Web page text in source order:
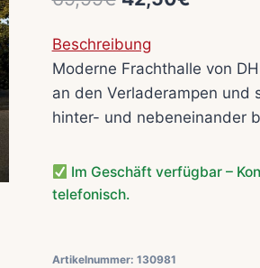
war:
69,99€
ist:
42,50€.
Beschreibung
Moderne Frachthalle von
an den Verladerampen und
hinter- und nebeneinander
Im Geschäft verfügbar –
telefonisch.
Artikelnummer: 130981